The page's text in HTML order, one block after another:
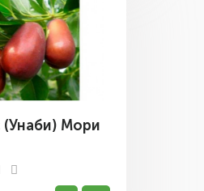
(Унаби) Мори